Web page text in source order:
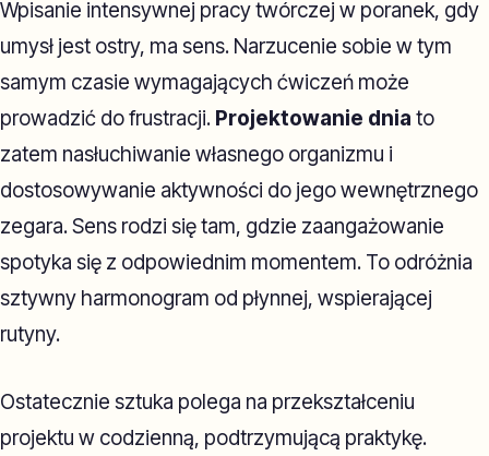
Wpisanie intensywnej pracy twórczej w poranek, gdy
umysł jest ostry, ma sens. Narzucenie sobie w tym
samym czasie wymagających ćwiczeń może
prowadzić do frustracji. Projektowanie dnia to
zatem nasłuchiwanie własnego organizmu i
dostosowywanie aktywności do jego wewnętrznego
zegara. Sens rodzi się tam, gdzie zaangażowanie
spotyka się z odpowiednim momentem. To odróżnia
sztywny harmonogram od płynnej, wspierającej
rutyny.
Ostatecznie sztuka polega na przekształceniu
projektu w codzienną, podtrzymującą praktykę.